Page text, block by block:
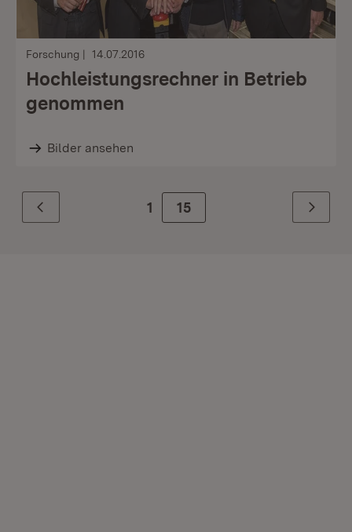
Forschung 14.07.2016
Hochleistungsrechner in Betrieb
genommen
Bilder ansehen
Zurück 1 Zur Seite
15 Weiter